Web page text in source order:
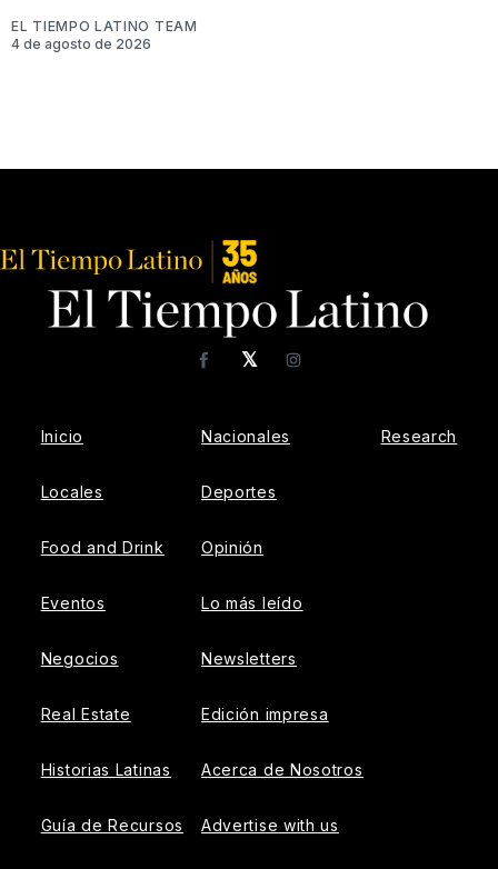
EL TIEMPO LATINO TEAM
4 de agosto de 2026
𝕏
FacebookInstagram
Inicio
Locales
Food and Drink
Eventos
Negocios
Real Estate
Historias Latinas
Guía de Recursos
Nacionales
Deportes
Opinión
Lo más leído
Newsletters
Edición impresa
Acerca de Nosotros
Advertise with us
Research